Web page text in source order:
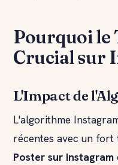
Pourquoi le
Crucial sur
L'Impact de
L'algorithme
récentes avec un fort
Poster sur Instagram